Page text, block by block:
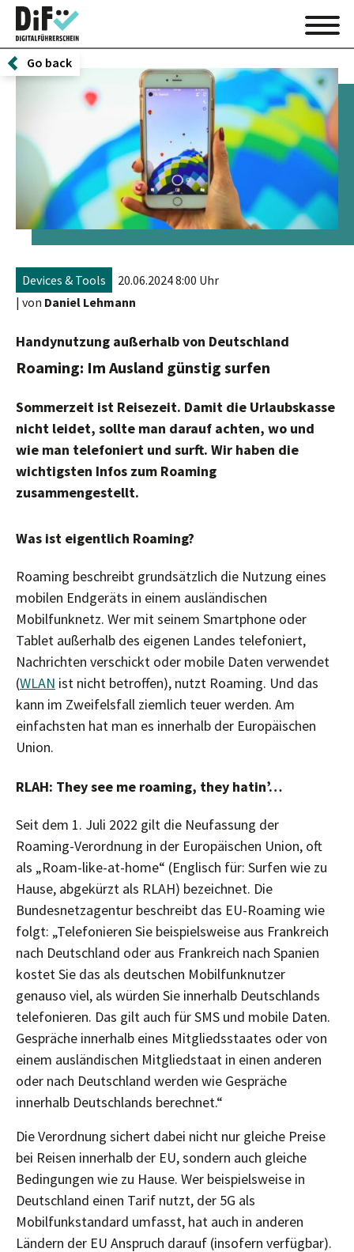
Go back
Devices & Tools
20.06.2024 8:00 Uhr
| von Daniel Lehmann
Handynutzung außerhalb von Deutschland
Roaming: Im Ausland günstig surfen
Sommerzeit ist Reisezeit. Damit die Urlaubskasse
nicht leidet, sollte man darauf achten, wo und
wie man telefoniert und surft. Wir haben die
wichtigsten Infos zum Roaming
zusammengestellt.
Was ist eigentlich Roaming?
Roaming beschreibt grundsätzlich die Nutzung eines
mobilen Endgeräts in einem ausländischen
Mobilfunknetz. Wer mit seinem Smartphone oder
Tablet außerhalb des eigenen Landes telefoniert,
Nachrichten verschickt oder mobile Daten verwendet
(WLAN ist nicht betroffen), nutzt Roaming. Und das
kann im Zweifelsfall ziemlich teuer werden. Am
einfachsten hat man es innerhalb der Europäischen
Union.
RLAH: They see me roaming, they hatin’…
Seit dem 1. Juli 2022 gilt die Neufassung der
Roaming-Verordnung in der Europäischen Union, oft
als „Roam-like-at-home“ (Englisch für: Surfen wie zu
Hause, abgekürzt als RLAH) bezeichnet. Die
Bundesnetzagentur beschreibt das EU-Roaming wie
folgt: „Telefonieren Sie beispielsweise aus Frankreich
nach Deutschland oder aus Frankreich nach Spanien
kostet Sie das als deutschen Mobilfunknutzer
genauso viel, als würden Sie innerhalb Deutschlands
telefonieren. Das gilt auch für SMS und mobile Daten.
Gespräche innerhalb eines Mitgliedsstaates oder von
einem ausländischen Mitgliedstaat in einen anderen
oder nach Deutschland werden wie Gespräche
innerhalb Deutschlands berechnet.“
Die Verordnung sichert dabei nicht nur gleiche Preise
bei Reisen innerhalb der EU, sondern auch gleiche
Bedingungen wie zu Hause. Wer beispielsweise in
Deutschland einen Tarif nutzt, der 5G als
Mobilfunkstandard umfasst, hat auch in anderen
Ländern der EU Anspruch darauf (insofern verfügbar).